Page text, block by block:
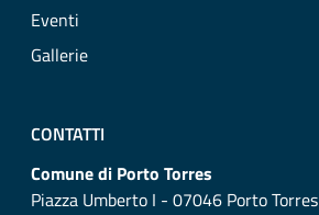
Eventi
Gallerie
CONTATTI
Comune di Porto Torres
Piazza Umberto I - 07046 Porto Torres